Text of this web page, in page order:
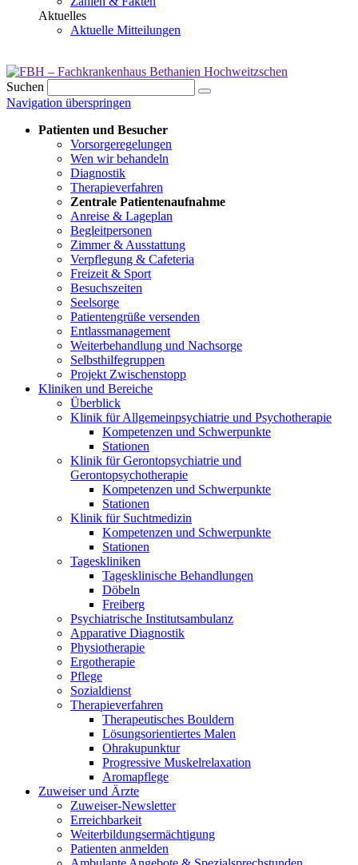
Aktuelles
Aktuelle Mitteilungen
Suchen
Navigation überspringen
Patienten und Besucher
Vorsorgeregelungen
Wen wir behandeln
Diagnostik
Therapieverfahren
Zentrale Patientenaufnahme
Anreise & Lageplan
Begleitpersonen
Zimmer & Ausstattung
Verpflegung & Cafeteria
Freizeit & Sport
Besuchszeiten
Seelsorge
Patientengrüße versenden
Entlassmanagement
Weiterbehandlung und Nachsorge
Selbsthilfegruppen
Projekt Zwischenstopp
Kliniken und Bereiche
Überblick
Klinik für Allgemeinpsychiatrie und Psychotherapie
Kompetenzen und Schwerpunkte
Stationen
Klinik für Gerontopsychiatrie und
Gerontopsychotherapie
Kompetenzen und Schwerpunkte
Stationen
Klinik für Suchtmedizin
Kompetenzen und Schwerpunkte
Stationen
Tageskliniken
Tagesklinische Behandlungen
Döbeln
Freiberg
Psychiatrische Institutsambulanz
Apparative Diagnostik
Physiotherapie
Ergotherapie
Pflege
Sozialdienst
Therapieverfahren
Therapeutisches Bouldern
Lösungsorientiertes Malen
Ohrakupunktur
Progressive Muskelrelaxation
Aromapflege
Zuweiser und Ärzte
Zuweiser-Newsletter
Erreichbarkeit
Weiterbildungsermächtigung
Patienten anmelden